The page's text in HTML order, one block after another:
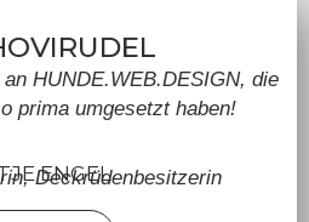
HUNDE.WEB.DESIGN, die
prima umgesetzt haben!
ENGEL
Deckrüdenbesitzerin